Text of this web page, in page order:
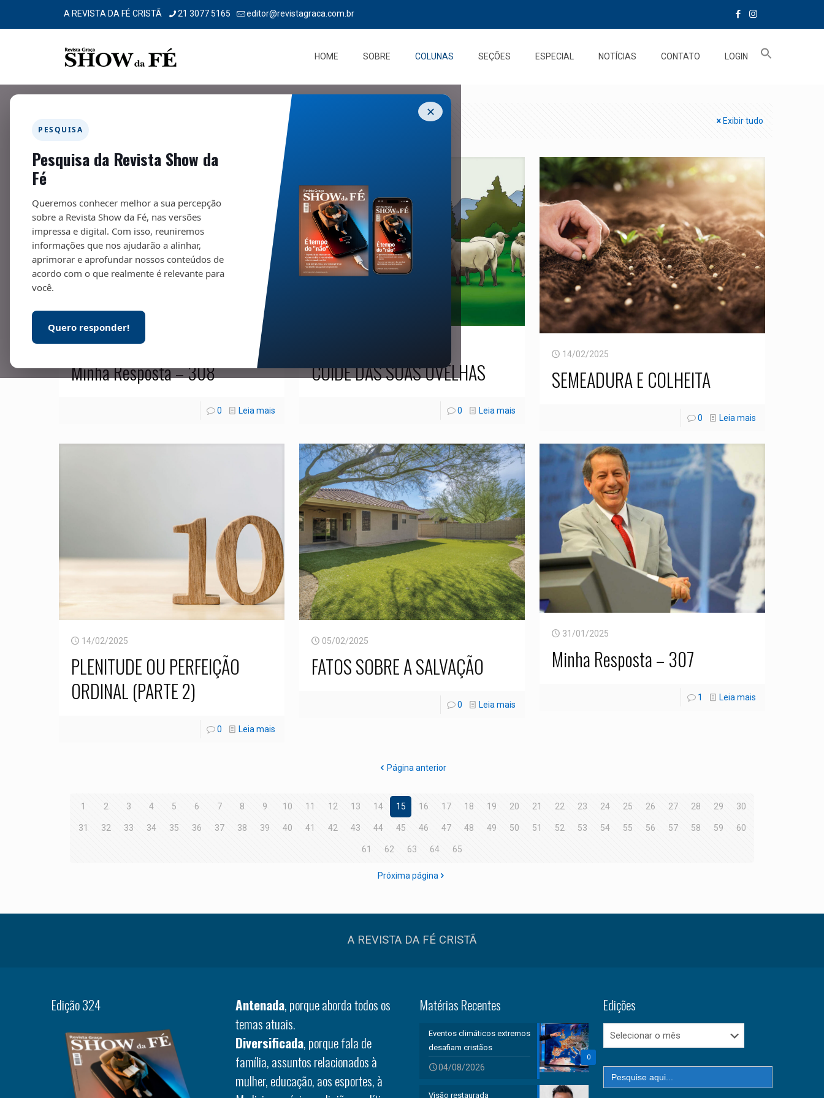
A REVISTA DA FÉ CRISTÃ 21 3077 5165 editor@revistagraca.com.br
HOME SOBRE COLUNAS SEÇÕES ESPECIAL NOTÍCIAS CONTATO LOGIN
✕
PESQUISA
Pesquisa da Revista Show da
Fé
Queremos conhecer melhor a sua percepção
sobre a Revista Show da Fé, nas versões
impressa e digital. Com isso, reuniremos
informações que nos ajudarão a alinhar,
aprimorar e aprofundar nossos conteúdos de
acordo com o que realmente é relevante para
você.
Quero responder!
Exibir tudo
07/03/2025
Minha Resposta – 308
0 Leia mais
CUIDE DAS SUAS OVELHAS
0 Leia mais
14/02/2025
SEMEADURA E COLHEITA
0 Leia mais
14/02/2025
PLENITUDE OU PERFEIÇÃO
ORDINAL (PARTE 2)
0 Leia mais
05/02/2025
FATOS SOBRE A SALVAÇÃO
0 Leia mais
31/01/2025
Minha Resposta – 307
1 Leia mais
Página anterior
1 2 3 4 5 6 7 8 9 10 11 12 13 14 15 16 17 18 19 20 21 22 23 24 25 26 27 28 29 30
31 32 33 34 35 36 37 38 39 40 41 42 43 44 45 46 47 48 49 50 51 52 53 54 55 56 57 58 59 60
61 62 63 64 65
Próxima página
A REVISTA DA FÉ CRISTÃ
Edição 324 Antenada, porque aborda todos os
temas atuais.
Diversificada, porque fala de
família, assuntos relacionados à
mulher, educação, aos esportes, à
Matérias Recentes
0
Eventos climáticos extremos
desafiam cristãos
04/08/2026
Visão restaurada
Edições
Edições
Search
for: